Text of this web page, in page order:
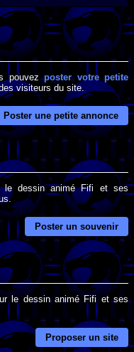
pouvezposter votre petite
visiteurs du site.
Poster une petite annonce
le dessin animé Fifi et ses
Poster un souvenir
le dessin animé Fifi et ses
Proposer un site